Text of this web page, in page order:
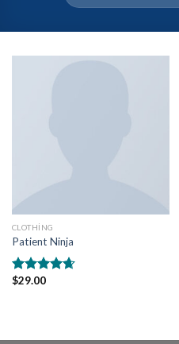
CLOTHING
Patient Ninja
5
$29.00